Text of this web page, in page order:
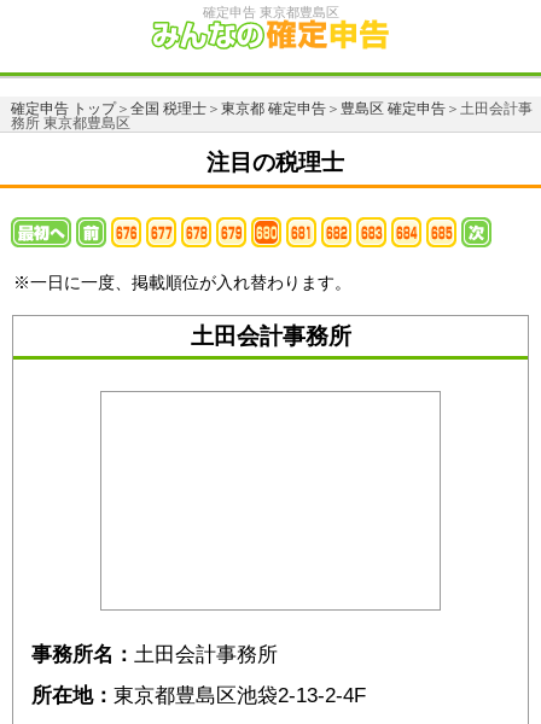
確定申告 東京都豊島区
確定申告 トップ＞ 全国 税理士＞ 東京都 確定申告＞ 豊島区 確定申告＞土田会計事
務所 東京都豊島区
注目の税理士
※一日に一度、掲載順位が入れ替わります。
土田会計事務所
事務所名： 土田会計事務所
所在地： 東京都豊島区池袋2-13-2-4F